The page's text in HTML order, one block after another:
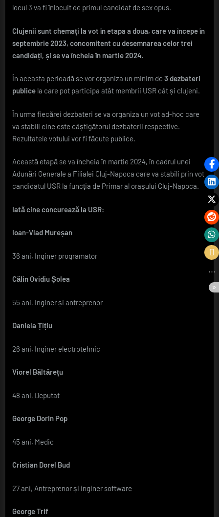
locul 3 va fi înlocuit de primul candidat de sex opus.
Clujenii sunt chemați la vot în etapa a doua, care va începe în
septembrie 2023, concomitent cu desemnarea celor trei
candidați, și se va încheia în martie 2024.
În aceasta perioadă se vor organiza un minim de 3 dezbateri
publice la care pot participa atât membrii USR cât și clujeni.
În urma fiecărei dezbateri se va organiza un vot ad-hoc care
va stabili cine este câștigătorul dezbaterii respective.
Rezultatele votului vor fi făcute publice.
Această etapă se va încheia în martie 2024, în cadrul unei
Adunări Generale a Filialei Cluj-Napoca care va stabili prin vot
candidatul USR la funcția de Primar al orașului Cluj-Napoca.
Iată cine concurează la USR:
Ioan-Vlad Mureșan
36 ani, Inginer programator
Călin Ovidiu Șolea
55 ani, Inginer și antreprenor
Daniela Țițiu
26 ani, Inginer electrotehnic
Viorel Băltărețu
48 ani, Deputat
George Dorin Pop
45 ani, Medic
Cristian Dorel Bud
27 ani, Antreprenor și inginer software
George Trif